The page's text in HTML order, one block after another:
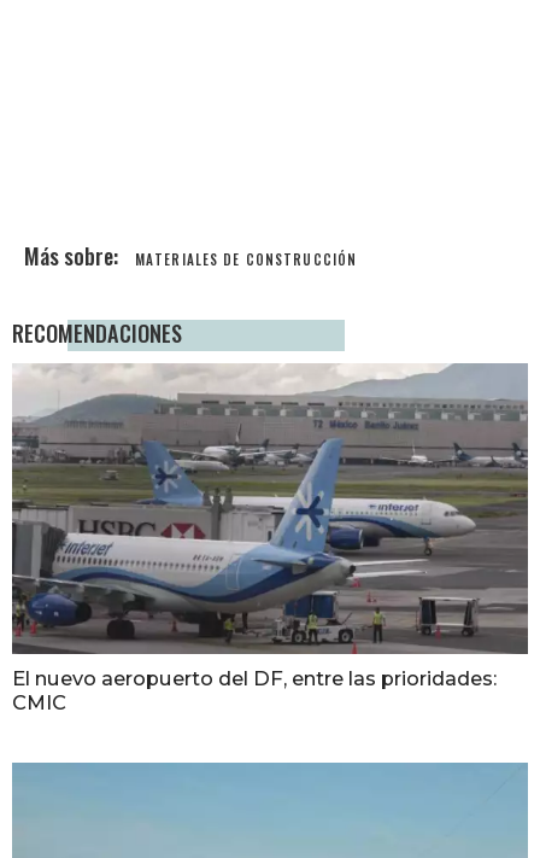
MATERIALES DE CONSTRUCCIÓN
RECOMENDACIONES
El nuevo aeropuerto del DF, entre las prioridades:
CMIC